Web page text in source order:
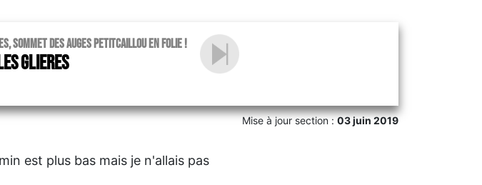
sommet des Auges petitcaillou en folie !
glieres
Mise à jour section :03 juin 2019
est plus bas mais je n'allais pas